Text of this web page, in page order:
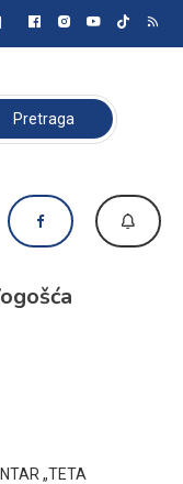
Pretraga:
„TETA